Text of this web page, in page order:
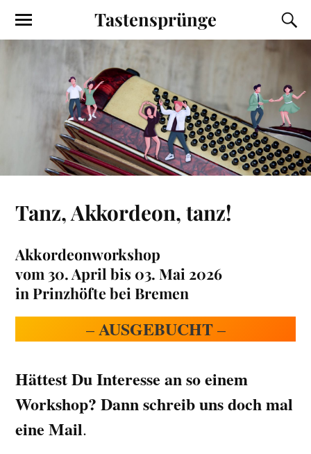
Tastensprünge
Tanz, Akkordeon, tanz!
Akkordeonworkshop
vom 30. April bis 03. Mai 2026
in Prinzhöfte bei Bremen
–AUSGEBUCHT–
Hättest Du Interesse an so einem
Workshop? Dann schreib uns doch mal
eine Mail.